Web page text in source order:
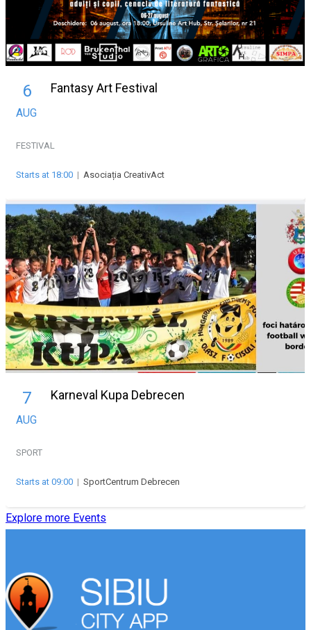
6
AUG
Fantasy Art Festival
FESTIVAL
Starts at 18:00 | Asociația CreativAct
7
AUG
Karneval Kupa Debrecen
SPORT
Starts at 09:00 | SportCentrum Debrecen
Explore more Events